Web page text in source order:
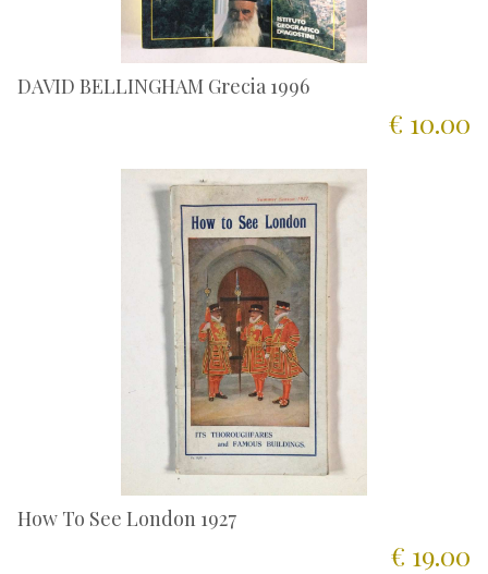
DAVID BELLINGHAM Grecia 1996
€ 10.00
How To See London 1927
€ 19.00